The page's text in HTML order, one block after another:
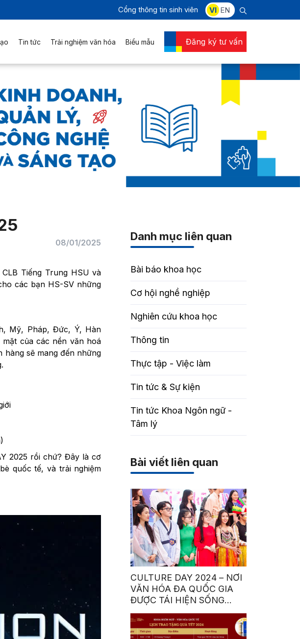
Cổng thông tin sinh viên VI EN
Tin tức Trải nghiệm văn hóa Biểu mẫu Đăng ký tư vấn
08/01/2025
Tiếng Trung HSU và
các bạn HS-SV những
Mỹ, Pháp, Đức, Ý, Hàn
của các nền văn hoá
hàng sẽ mang đến những
2025 rồi chứ? Đây là cơ
quốc tế, và trải nghiệm
Danh mục liên quan
Bài báo khoa học
Cơ hội nghề nghiệp
Nghiên cứu khoa học
Thông tin
Thực tập - Việc làm
Tin tức & Sự kiện
Tin tức Khoa Ngôn ngữ -
Tâm lý
Bài viết liên quan
CULTURE DAY 2024 – NƠI
VĂN HÓA ĐA QUỐC GIA
ĐƯỢC TÁI HIỆN SỐNG
ĐỘNG BỞI SINH VIÊN HSU